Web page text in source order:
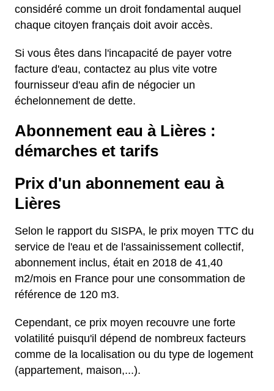
considéré comme un droit fondamental auquel
chaque citoyen français doit avoir accès.
Si vous êtes dans l'incapacité de payer votre
facture d'eau, contactez au plus vite votre
fournisseur d'eau afin de négocier un
échelonnement de dette.
Abonnement eau à Lières :
démarches et tarifs
Prix d'un abonnement eau à
Lières
Selon le rapport du SISPA, le prix moyen TTC du
service de l'eau et de l'assainissement collectif,
abonnement inclus, était en 2018 de 41,40
m2/mois en France pour une consommation de
référence de 120 m3.
Cependant, ce prix moyen recouvre une forte
volatilité puisqu'il dépend de nombreux facteurs
comme de la localisation ou du type de logement
(appartement, maison,...).